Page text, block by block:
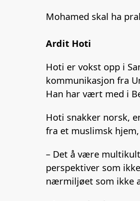
Mohamed skal ha
Ardit Hoti
Hoti er vokst opp i
kommunikasjon fra
Han har vært med i
Hoti snakker norsk,
fra et muslimsk
– Det å være
perspektiver som
nærmiljøet som ikke